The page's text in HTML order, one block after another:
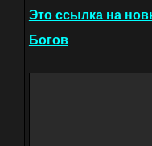
Это ссылка на
Богов